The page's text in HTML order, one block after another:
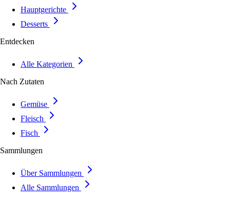
Hauptgerichte
Desserts
Entdecken
Alle Kategorien
Nach Zutaten
Gemüse
Fleisch
Fisch
Sammlungen
Über Sammlungen
Alle Sammlungen